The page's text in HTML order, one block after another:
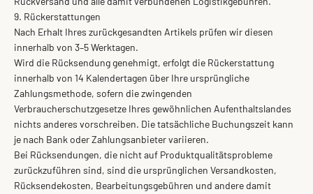
9. Rückerstattungen
Nach Erhalt Ihres zurückgesandten Artikels prüfen wir diesen
innerhalb von 3–5 Werktagen.
Wird die Rücksendung genehmigt, erfolgt die Rückerstattung
innerhalb von 14 Kalendertagen über Ihre ursprüngliche
Zahlungsmethode, sofern die zwingenden
Verbraucherschutzgesetze Ihres gewöhnlichen Aufenthaltslandes
nichts anderes vorschreiben. Die tatsächliche Buchungszeit kann
je nach Bank oder Zahlungsanbieter variieren.
Bei Rücksendungen, die nicht auf Produktqualitätsprobleme
zurückzuführen sind, sind die ursprünglichen Versandkosten,
Rücksendekosten, Bearbeitungsgebühren und andere damit